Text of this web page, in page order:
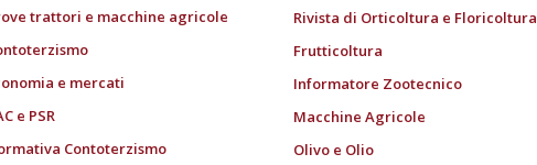
trattori e macchine agricole
e mercati
e PSR
Contoterzismo
Rivista di Orticoltura e Floricoltura
Frutticoltura
Informatore Zootecnico
Macchine Agricole
Olivo e Olio